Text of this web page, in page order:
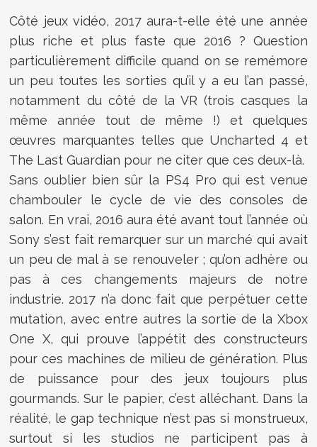
Côté jeux vidéo, 2017 aura-t-elle été une année
plus riche et plus faste que 2016 ? Question
particulièrement difficile quand on se remémore
un peu toutes les sorties qu’il y a eu l’an passé,
notamment du côté de la VR (trois casques la
même année tout de même !) et quelques
œuvres marquantes telles que Uncharted 4 et
The Last Guardian pour ne citer que ces deux-là.
Sans oublier bien sûr la PS4 Pro qui est venue
chambouler le cycle de vie des consoles de
salon. En vrai, 2016 aura été avant tout l’année où
Sony s’est fait remarquer sur un marché qui avait
un peu de mal à se renouveler ; qu’on adhère ou
pas à ces changements majeurs de notre
industrie. 2017 n’a donc fait que perpétuer cette
mutation, avec entre autres la sortie de la Xbox
One X, qui prouve l’appétit des constructeurs
pour ces machines de milieu de génération. Plus
de puissance pour des jeux toujours plus
gourmands. Sur le papier, c’est alléchant. Dans la
réalité, le gap technique n’est pas si monstrueux,
surtout si les studios ne participent pas à